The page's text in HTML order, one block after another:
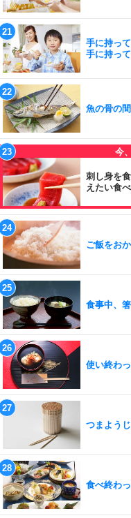
手に持って
手に持っ
魚の骨の
刺し身を
えたい食べ
ご飯をお
食事中、
使い終わ
つまよう
食べ終わ